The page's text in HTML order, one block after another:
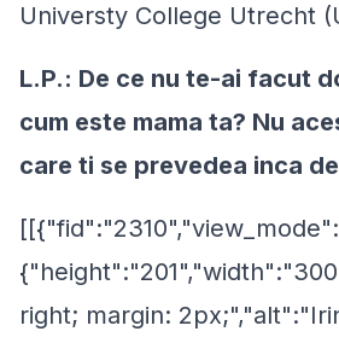
Universty College Utrecht
L.P.: De ce nu te-ai facut
cum este mama ta? Nu
care ti se prevedea inca
right; margin: